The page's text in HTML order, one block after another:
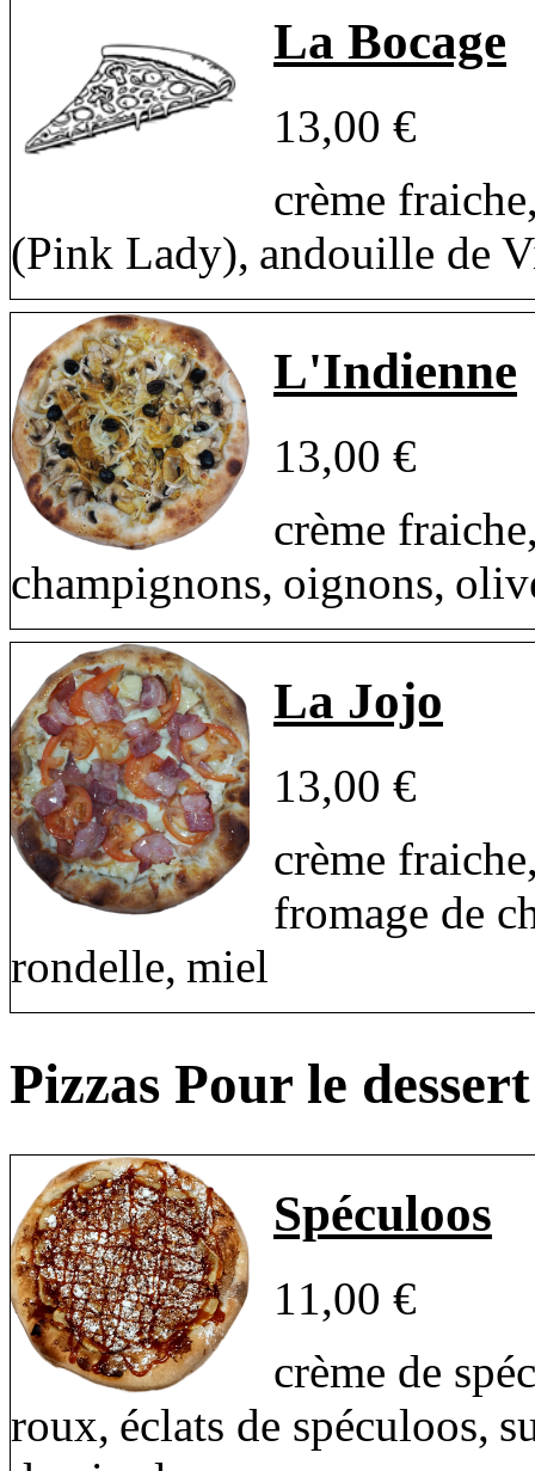
La Bocage
13,00 €
crème
(Pink Lady), andouille de
L'Indienne
13,00 €
crème
champignons, oignons,
La Jojo
13,00 €
crème
fromage de
rondelle, miel
Pizzas Pour le dessert
Spéculoos
11,00 €
crème de
roux, éclats de spéculoos,